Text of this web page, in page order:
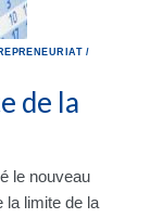
/
de la
le nouveau
la limite de la